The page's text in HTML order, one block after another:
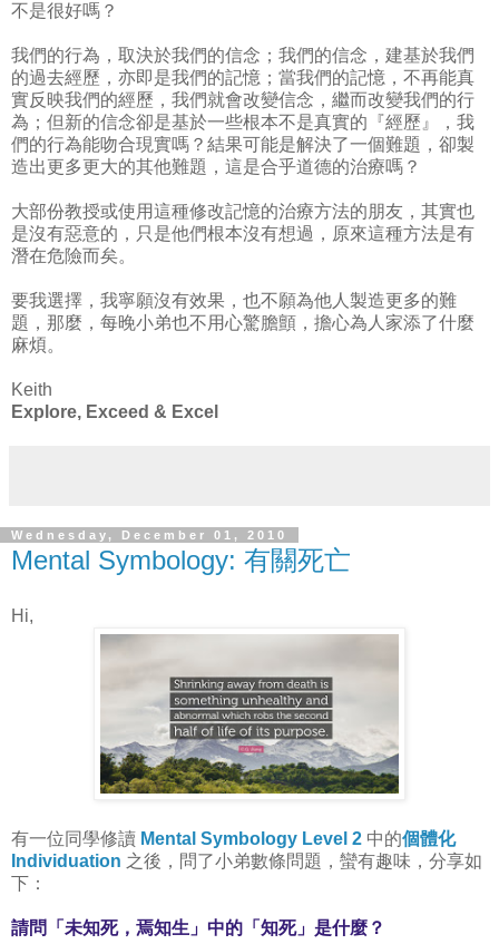
不是很好嗎？
我們的行為，取決於我們的信念；我們的信念，建基於我們
的過去經歷，亦即是我們的記憶；當我們的記憶，不再能真
實反映我們的經歷，我們就會改變信念，繼而改變我們的行
為；但新的信念卻是基於一些根本不是真實的『經歷』，我
們的行為能吻合現實嗎？結果可能是解決了一個難題，卻製
造出更多更大的其他難題，這是合乎道德的治療嗎？
大部份教授或使用這種修改記憶的治療方法的朋友，其實也
是沒有惡意的，只是他們根本沒有想過，原來這種方法是有
潛在危險而矣。
要我選擇，我寧願沒有效果，也不願為他人製造更多的難
題，那麼，每晚小弟也不用心驚膽顫，擔心為人家添了什麼
麻煩。
Keith
Explore, Exceed & Excel
Wednesday, December 01, 2010
Mental Symbology: 有關死亡
Hi,
有一位同學修讀 Mental Symbology Level 2 中的個體化
Individuation 之後，問了小弟數條問題，蠻有趣味，分享如
下：
請問「未知死，焉知生」中的「知死」是什麼？